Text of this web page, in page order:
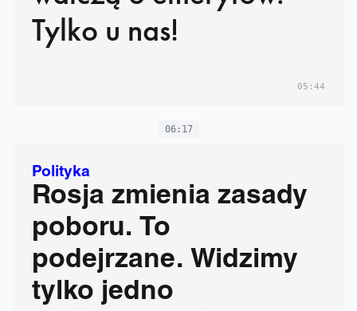
Tylko u nas!
05:44
06:17
Polityka
Rosja zmienia zasady
poboru. To
podejrzane. Widzimy
tylko jedno